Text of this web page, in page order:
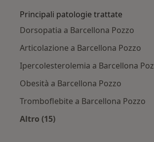
Principali patologie trattate
Dorsopatia a Barcellona Pozzo
Articolazione a Barcellona Pozzo
Ipercolesterolemia a Barcellona
Obesità a Barcellona Pozzo
Tromboflebite a Barcellona Pozzo
Altro (15)